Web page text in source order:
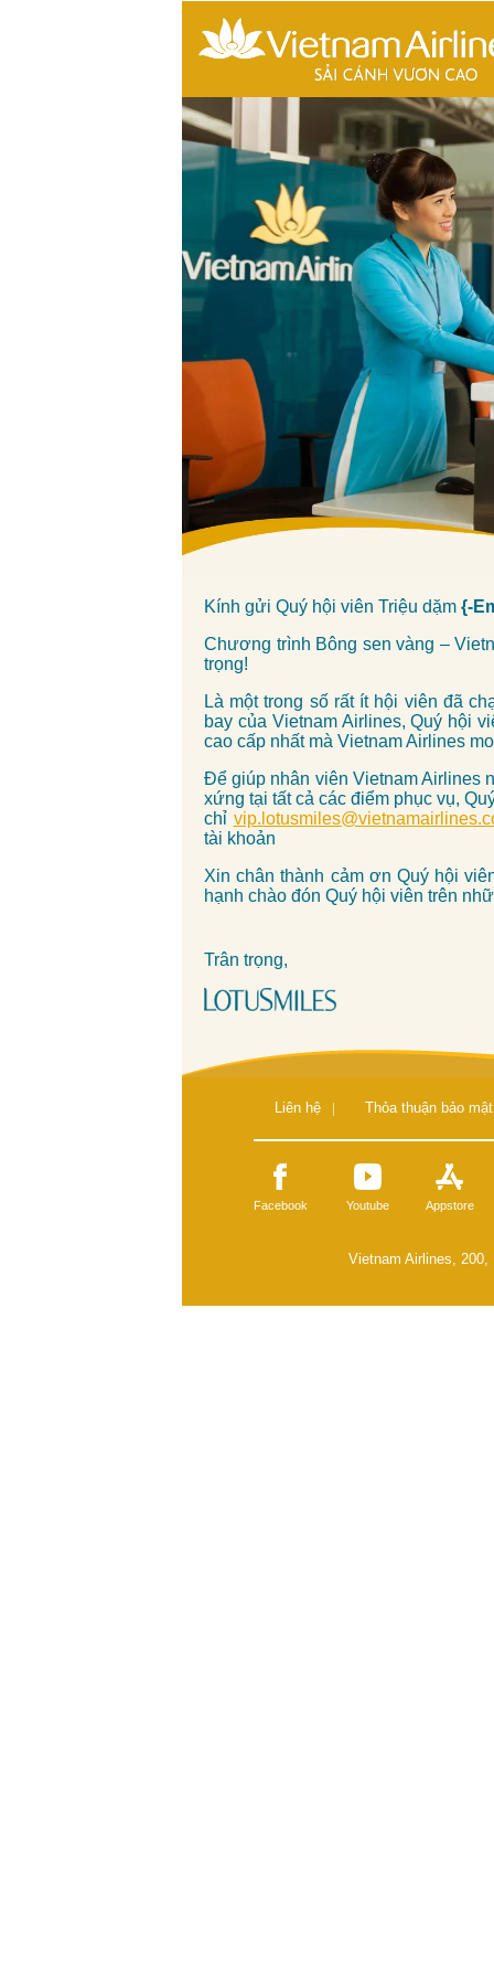
Kính gửi Quý hội viên Triệu dặm {-
Chương trình Bông sen vàng –
trọng!
Là một trong số rất ít hội viên đã
bay của Vietnam Airlines, Quý hội
cao cấp nhất mà Vietnam Airlines
Để giúp nhân viên Vietnam Airlines
xứng tại tất cả các điểm phục vụ,
chỉ
tài khoản
Xin chân thành cảm ơn Quý hội
hạnh chào đón Quý hội viên trên
Trân trọng,
Liên hệ | Thỏa thuận bảo mật
Facebook Youtube Appstore
Vietnam Airlines,